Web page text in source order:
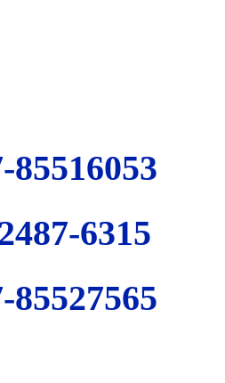
85516053
6315
85527565